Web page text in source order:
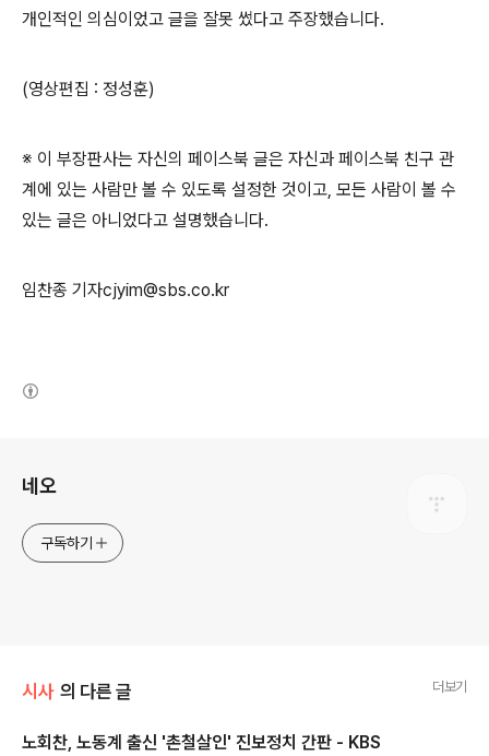
개인적인 의심이었고 글을 잘못 썼다고 주장했습니다.
(영상편집 : 정성훈)
※ 이 부장판사는 자신의 페이스북 글은 자신과 페이스북 친구 관
계에 있는 사람만 볼 수 있도록 설정한 것이고, 모든 사람이 볼 수
있는 글은 아니었다고 설명했습니다.
임찬종 기자cjyim@sbs.co.kr
네오
구독하기
시사 의 다른 글 더보기
노회찬, 노동계 출신 '촌철살인' 진보정치 간판 - KBS